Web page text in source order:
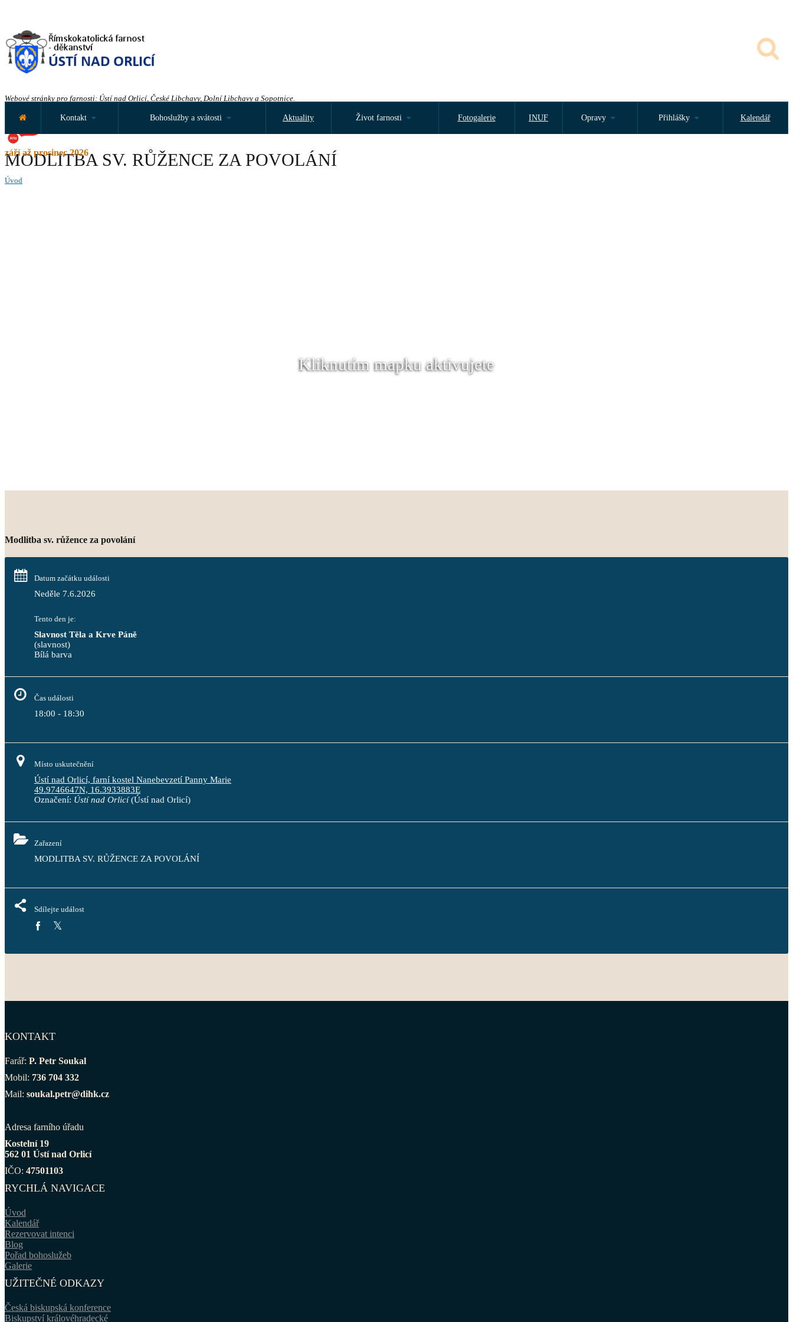
Webové stránky pro farnosti: Ústí nad Orlicí, České Libchavy, Dolní Libchavy a Sopotnice.
září až prosinec 2026
Kontakt Bohoslužby a svátosti Aktuality Život farnosti Fotogalerie INUF Opravy Přihlášky Kalendář
MODLITBA SV. RŮŽENCE ZA POVOLÁNÍ
Úvod
Kliknutím mapku aktivujete
Modlitba sv. růžence za povolání
Datum začátku události
Neděle 7.6.2026
Tento den je:
Slavnost Těla a Krve Páně
(slavnost)
Bílá barva
Čas události
18:00 - 18:30
Místo uskutečnění
Ústí nad Orlicí, farní kostel Nanebevzetí Panny Marie
49.9746647N, 16.3933883E
Označení: Ústí nad Orlicí(Ústí nad Orlicí)
Zařazení
MODLITBA SV. RŮŽENCE ZA POVOLÁNÍ
Sdílejte událost
KONTAKT
Farář: P. Petr Soukal
Mobil: 736 704 332
Mail: soukal.petr@dihk.cz
Adresa farního úřadu
Kostelní 19
562 01 Ústí nad Orlicí
IČO: 47501103
RYCHLÁ NAVIGACE
Úvod
Kalendář
Rezervovat intenci
Blog
Pořad bohoslužeb
Galerie
UŽITEČNÉ ODKAZY
Česká biskupská konference
Biskupství královéhradecké